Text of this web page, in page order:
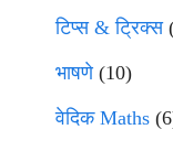
टिप्स & ट्रिक्स
भाषणे(10)
वेदिक Maths